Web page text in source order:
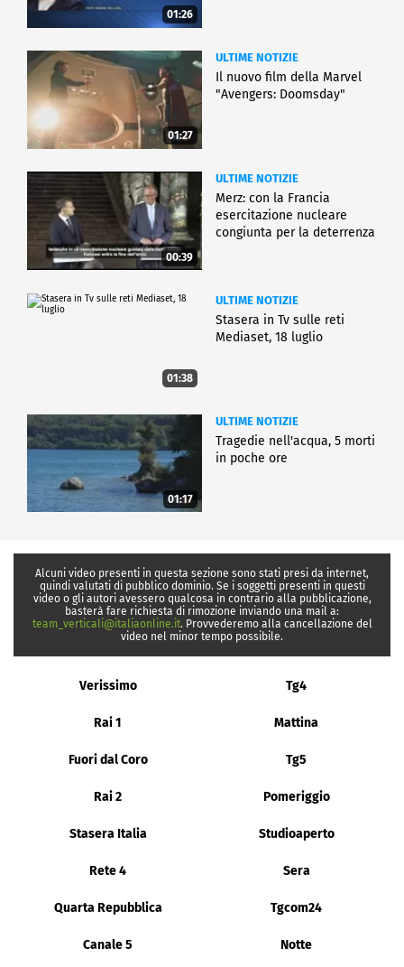
01:26
01:27
ULTIME NOTIZIE
Il nuovo film della Marvel
"Avengers: Doomsday"
00:39
ULTIME NOTIZIE
Merz: con la Francia
esercitazione nucleare
congiunta per la deterrenza
01:38
ULTIME NOTIZIE
Stasera in Tv sulle reti
Mediaset, 18 luglio
01:17
ULTIME NOTIZIE
Tragedie nell'acqua, 5 morti
in poche ore
Alcuni video presenti in questa sezione sono stati presi da internet,
quindi valutati di pubblico dominio. Se i soggetti presenti in questi
video o gli autori avessero qualcosa in contrario alla pubblicazione,
basterà fare richiesta di rimozione inviando una mail a:
team_verticali@italiaonline.it. Provvederemo alla cancellazione del
video nel minor tempo possibile.
Verissimo Tg4
Rai 1 Mattina
Fuori dal Coro Tg5
Rai 2 Pomeriggio
Stasera Italia Studioaperto
Rete 4 Sera
Quarta Repubblica Tgcom24
Canale 5 Notte